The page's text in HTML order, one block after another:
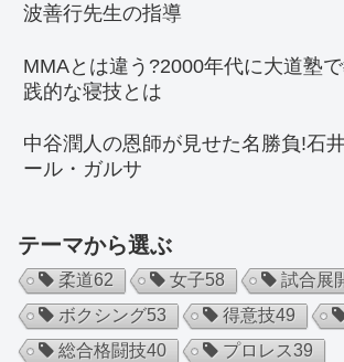
波善行先生の指導
MMAとは違う?2000年代に大道塾
践的な寝技とは
中谷潤人の恩師が見せた名勝負!石
ール・ガルサ
テーマから選ぶ
柔道62 女子58 試合展
ボクシング53 得意技49
総合格闘技40 プロレス39